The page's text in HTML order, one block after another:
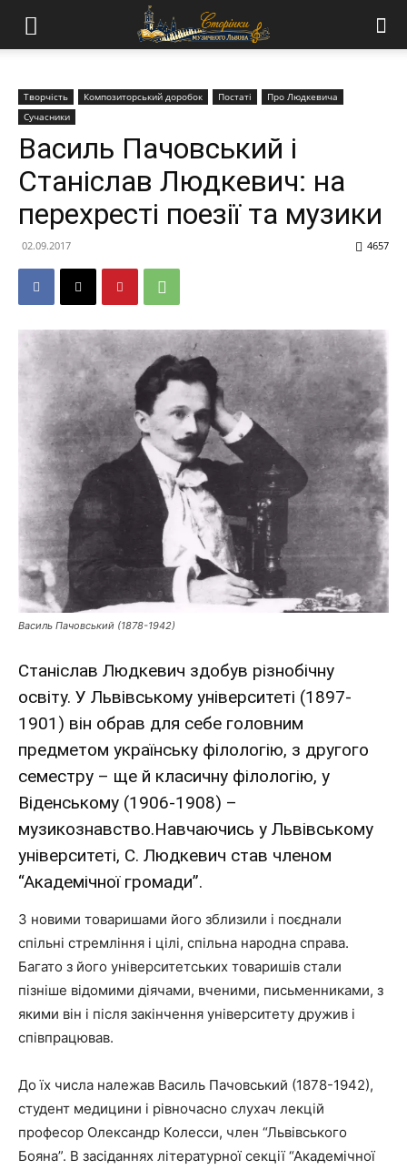
Творчість Композиторський доробок Постаті
Про Людкевича
Сучасники
Василь Пачовський і
Станіслав Людкевич: на
перехресті поезії та музики
02.09.2017 4657
Василь Пачовський (1878-1942)
Станіслав Людкевич здобув різнобічну
освіту. У Львівському університеті (1897-
1901) він обрав для себе головним
предметом українську філологію, з другого
семестру – ще й класичну філологію, у
Віденському (1906-1908) –
музикознавство.Навчаючись у Львівському
університеті, С. Людкевич став членом
“Академічної громади”.
З новими товаришами його зблизили і поєднали
спільні стремління і цілі, спільна народна справа.
Багато з його університетських товаришів стали
пізніше відомими діячами, вченими, письменниками, з
якими він і після закінчення університету дружив і
співпрацював.
До їх числа належав Василь Пачовський (1878-1942),
студент медицини і рівночасно слухач лекцій
професор Олександр Колесси, член “Львівського
Бояна”. В засіданнях літературної секції “Академічної